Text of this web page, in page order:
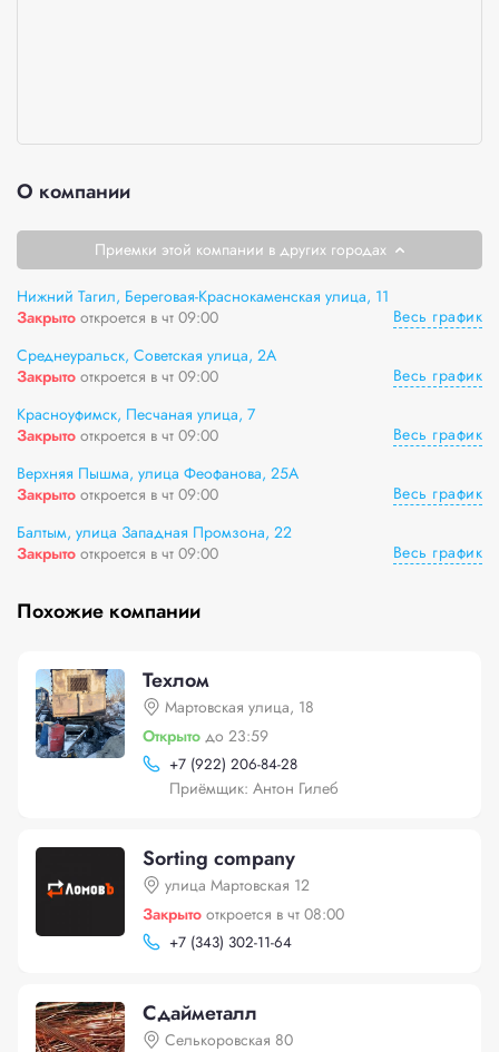
О компании
Приемки этой компании в других городах
Нижний Тагил, Береговая-Краснокаменская улица, 11
Закрыто откроется в чт 09:00
Весь график
Среднеуральск, Советская улица, 2А
Закрыто откроется в чт 09:00
Весь график
Красноуфимск, Песчаная улица, 7
Закрыто откроется в чт 09:00
Весь график
Верхняя Пышма, улица Феофанова, 25А
Закрыто откроется в чт 09:00
Весь график
Балтым, улица Западная Промзона, 22
Закрыто откроется в чт 09:00 Весь график
Похожие компании
Техлом
Мартовская улица, 18
Открыто до 23:59
+7 (922) 206-84-28
Приёмщик: Антон Гилеб
Sorting company
улица Мартовская 12
Закрыто откроется в чт 08:00
+7 (343) 302-11-64
Сдайметалл
Селькоровская 80